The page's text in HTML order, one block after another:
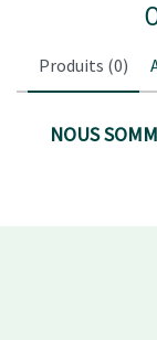
Produits (0)
NOUS